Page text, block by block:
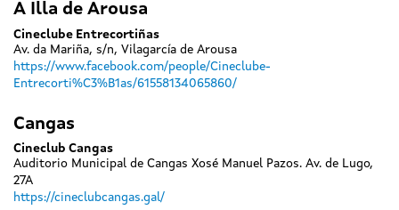
A Illa de Arousa
Cineclube Entrecortiñas
Av. da Mariña, s/n, Vilagarcía de Arousa
https://www.facebook.com/people/Cineclube-
Entrecorti%C3%B1as/61558134065860/
Cangas
Cineclub Cangas
Auditorio Municipal de Cangas Xosé Manuel Pazos. Av. de Lugo,
27A
https://cineclubcangas.gal/